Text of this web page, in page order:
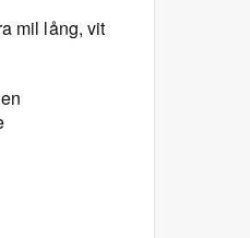
mil lång, vit